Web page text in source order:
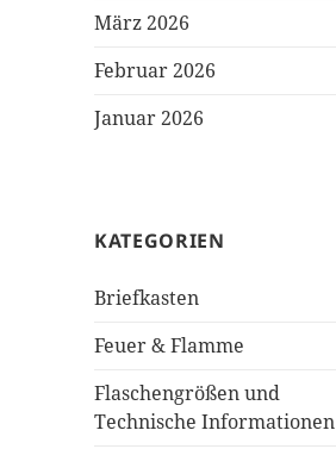
März 2026
Februar 2026
Januar 2026
KATEGORIEN
Briefkasten
Feuer & Flamme
Flaschengrößen und
Technische Informationen